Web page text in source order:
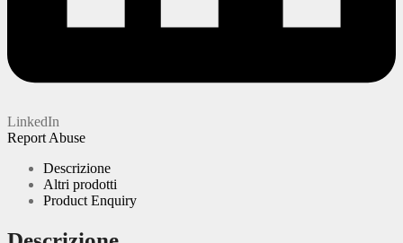
LinkedIn
Report Abuse
Descrizione
Altri prodotti
Product Enquiry